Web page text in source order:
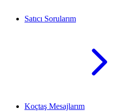
Satıcı Sorularım
Koçtaş Mesajlarım